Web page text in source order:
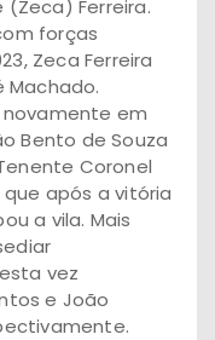
Ferreira.
forças
Zeca Ferreira
em
Bento de Souza
Coronel
que após a vitória
a vila. Mais
vez
e João